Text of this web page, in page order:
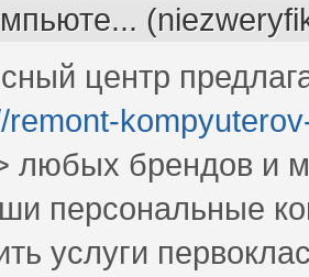
центр
remont-
любых брендов и
персональные
услуги